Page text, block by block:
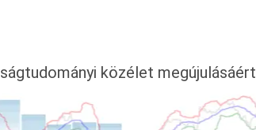
közélet megújulásáért